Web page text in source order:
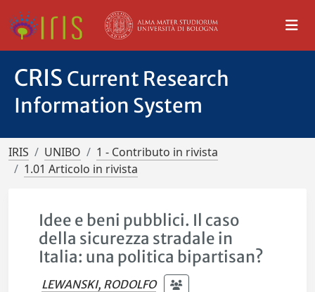
CRIS Current Research
Information System
IRIS UNIBO
1 - Contributo in rivista
1.01 Articolo in rivista
Idee e beni pubblici. Il caso
della sicurezza stradale in
Italia: una politica bipartisan?
LEWANSKI, RODOLFO